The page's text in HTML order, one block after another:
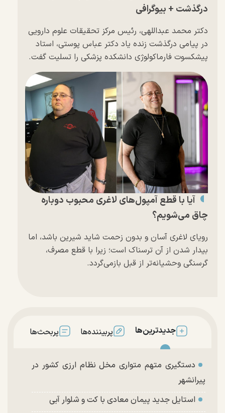
درگذشت + بیوگرافی
دکتر محمد عبداللهی، رئیس مرکز تحقیقات علوم دارویی
در پیامی درگذشت زنده‌ یاد دکتر عباس پوستی، استاد
پیشکسوت فارماکولوژی دانشکده پزشکی را تسلیت گفت.
آیا با قطع آمپول‌های لاغری محبوب دوباره
چاق می‌شویم؟
رویای لاغری آسان و بدون زحمت شاید شیرین باشد، اما
بیدار شدن از آن ترسناک است؛ زیرا با قطع مصرف،
گرسنگی وحشیانه‌تر از قبل بازمی‌گردد.
جدیدترین‌ها پربیننده‌ها پربحث‌ها
دستگیری متهم متواری مخل نظام ارزی کشور در
پیرانشهر
استایل جدید پیمان معادی با کت و شلوار آبی